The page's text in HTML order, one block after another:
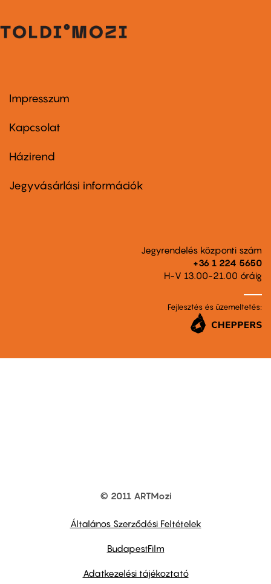
Footer
first
Impresszum
Kapcsolat
Footer
second
Házirend
Jegyvásárlási információk
Jegyrendelés központi szám
+36 1 224 5650
H-V 13.00-21.00 óráig
Fejlesztés és üzemeltetés:
© 2011 ARTMozi
Általános Szerződési Feltételek
BudapestFilm
Adatkezelési tájékoztató